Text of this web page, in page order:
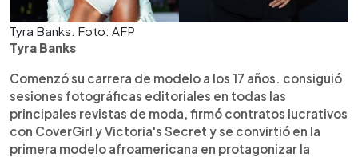
Tyra Banks. Foto: AFP
Tyra Banks
Comenzó su carrera de modelo a los 17 años. consiguió
sesiones fotográficas editoriales en todas las
principales revistas de moda, firmó contratos lucrativos
con CoverGirl y Victoria's Secret y se convirtió en la
primera modelo afroamericana en protagonizar la